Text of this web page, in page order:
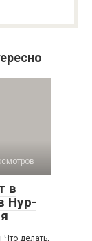
в
Нур-
делать,